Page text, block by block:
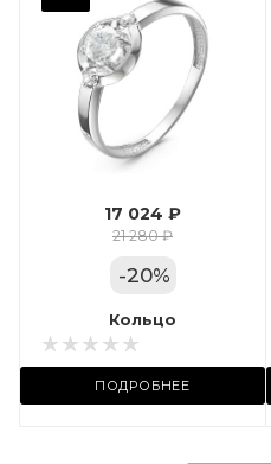
17 024 ₽
21 280 ₽
-20%
Кольцо
ПОДРОБНЕЕ
Вес драгметалла
Марка (бренд)
Дельта
Фианит
Цвет золота
КРАС
Местоположение:
ул. Пушкинская, 11А